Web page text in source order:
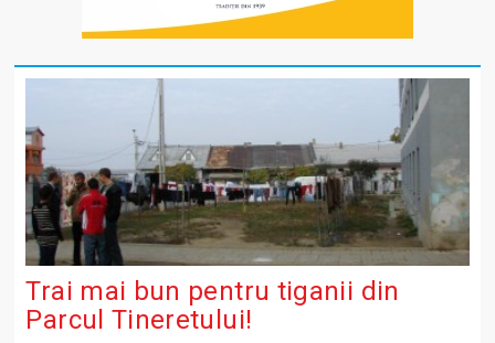
Trai mai bun pentru tiganii din
Parcul Tineretului!